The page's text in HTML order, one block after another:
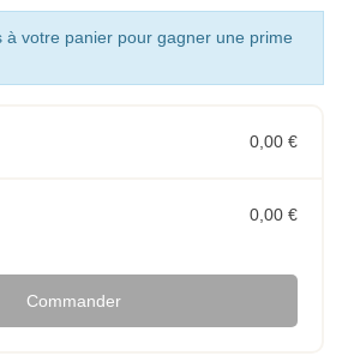
à votre panier pour gagner une prime
0,00 €
0,00 €
Commander